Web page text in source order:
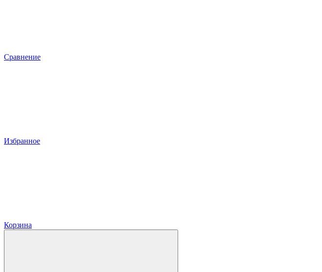
Сравнение
Избранное
Корзина